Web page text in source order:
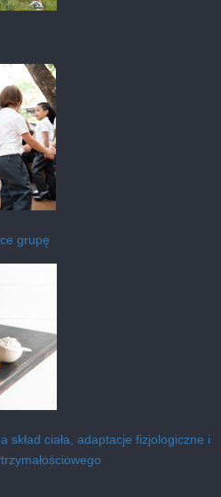
grupę
skład ciała, adaptacje fizjologiczne i